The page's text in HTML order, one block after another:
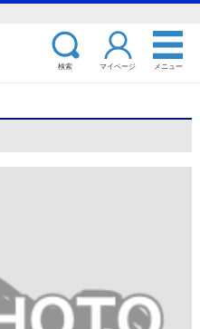
検索 マイページ メニュー